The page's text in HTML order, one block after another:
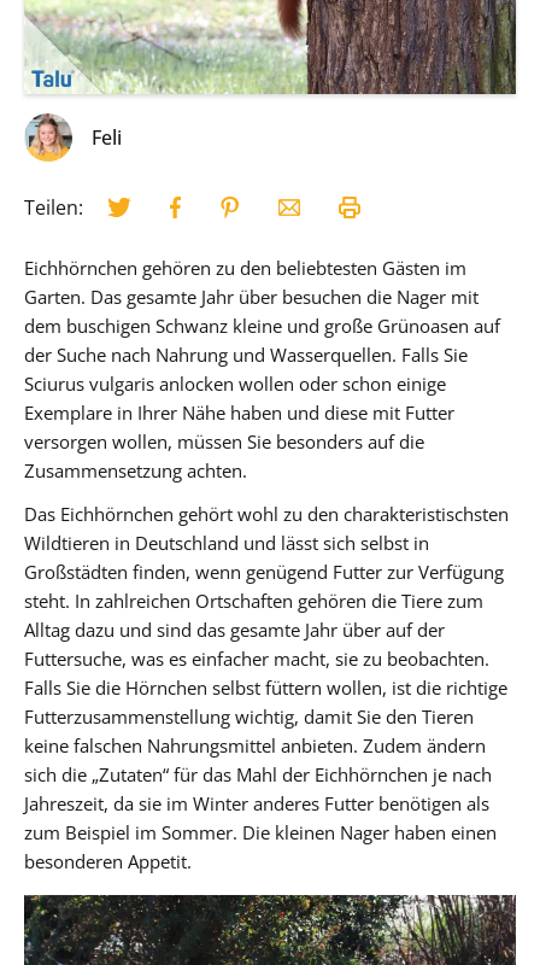
Feli
Teilen:
Eichhörnchen gehören zu den beliebtesten Gästen im
Garten. Das gesamte Jahr über besuchen die Nager mit
dem buschigen Schwanz kleine und große Grünoasen auf
der Suche nach Nahrung und Wasserquellen. Falls Sie
Sciurus vulgaris anlocken wollen oder schon einige
Exemplare in Ihrer Nähe haben und diese mit Futter
versorgen wollen, müssen Sie besonders auf die
Zusammensetzung achten.
Das Eichhörnchen gehört wohl zu den charakteristischsten
Wildtieren in Deutschland und lässt sich selbst in
Großstädten finden, wenn genügend Futter zur Verfügung
steht. In zahlreichen Ortschaften gehören die Tiere zum
Alltag dazu und sind das gesamte Jahr über auf der
Futtersuche, was es einfacher macht, sie zu beobachten.
Falls Sie die Hörnchen selbst füttern wollen, ist die richtige
Futterzusammenstellung wichtig, damit Sie den Tieren
keine falschen Nahrungsmittel anbieten. Zudem ändern
sich die „Zutaten“ für das Mahl der Eichhörnchen je nach
Jahreszeit, da sie im Winter anderes Futter benötigen als
zum Beispiel im Sommer. Die kleinen Nager haben einen
besonderen Appetit.